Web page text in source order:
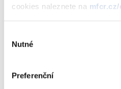
cookies naleznete na
souhlasu
Nutné
Preferenční
ostatním. „Je nutné nastartovat a
místě naší země budou
Orleans po hurikánu Katrina. Do